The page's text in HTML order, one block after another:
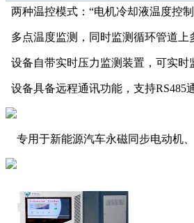
两种温控模式：“电机冷却液温度控
多点温度监测，同时监测循环管道上
设备自带实时压力监测装置，可实时
设备具备远程通讯功能，支持RS485
专用于新能源汽车永磁同步电动机